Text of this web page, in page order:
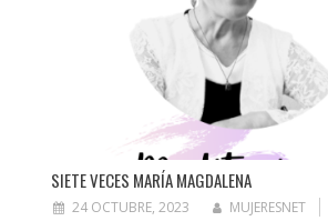
SIETE VECES MARÍA MAGDALENA
24 OCTUBRE, 2023 MUJERESNET